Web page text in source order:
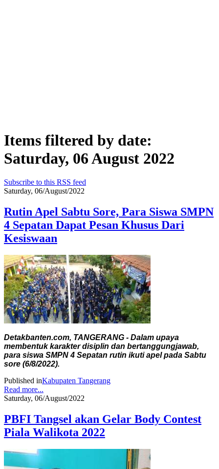
Items filtered by date:
Saturday, 06 August 2022
Subscribe to this RSS feed
Saturday, 06/August/2022
Rutin Apel Sabtu Sore, Para Siswa SMPN
4 Sepatan Dapat Pesan Khusus Dari
Kesiswaan
Detakbanten.com, TANGERANG - Dalam upaya
membentuk karakter disiplin dan bertanggungjawab,
para siswa SMPN 4 Sepatan rutin ikuti apel pada Sabtu
sore (6/8/2022).
Published inKabupaten Tangerang
Read more...
Saturday, 06/August/2022
PBFI Tangsel akan Gelar Body Contest
Piala Walikota 2022